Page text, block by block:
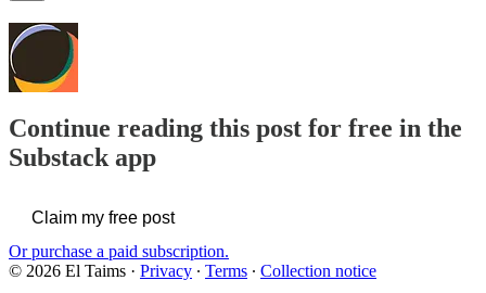
Continue reading this post for free in the
Substack app
Claim my free post
Or purchase a paid subscription.
© 2026 El Taims · Privacy ∙ Terms ∙ Collection notice